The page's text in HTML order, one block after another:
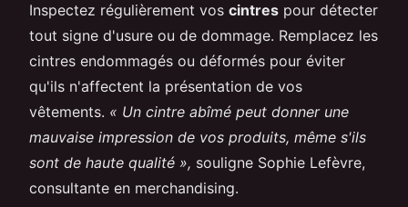
Inspectez régulièrement vos cintres pour détecter
tout signe d'usure ou de dommage. Remplacez les
cintres endommagés ou déformés pour éviter
qu'ils n'affectent la présentation de vos
vêtements. « Un cintre abîmé peut donner une
mauvaise impression de vos produits, même s'ils
sont de haute qualité », souligne Sophie Lefèvre,
consultante en merchandising.